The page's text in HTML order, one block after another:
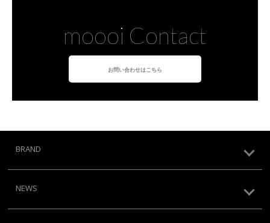
moooi Contact
お問い合わせはこちら
BRAND
NEWS